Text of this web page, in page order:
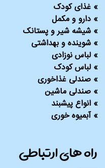
راه های ارتباطی
» غذای کودک
» دارو و مکمل
» شیشه شیر و پستانک
» شوینده و بهداشتی
» لباس نوزادی
» لباس کودک
» صندلی غذاخوری
» صندلی ماشین
» انواع پیشبند
»آبمیوه خوری